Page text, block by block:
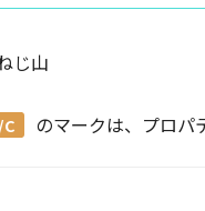
のマークは、プロパ